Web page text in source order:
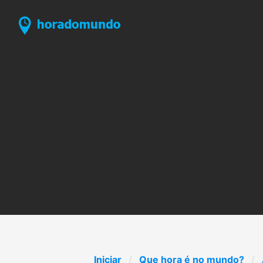
Iniciar Que hora é no mundo?